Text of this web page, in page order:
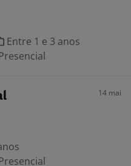
Entre 1 e 3 anos
14 mai